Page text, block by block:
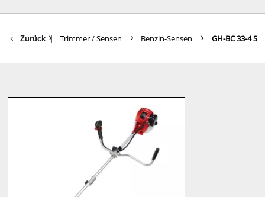
Zurück | Trimmer / Sensen Benzin-Sensen GH-BC 33-4 S